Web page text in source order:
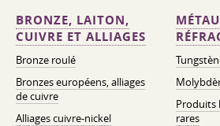
BRONZE, LAITON,
CUIVRE ET ALLIAGES
Bronze roulé
Bronzes européens, alliages
de cuivre
Alliages cuivre-nickel
Produits
rares